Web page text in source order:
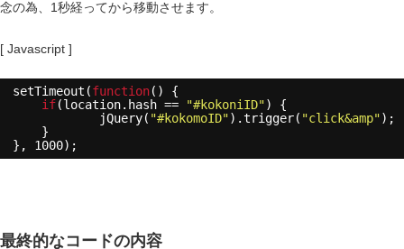
念の為、1秒経ってから移動させます。
[ Javascript ]
setTimeout(function() {
if(location.hash == "#kokoniID") {
jQuery( "#kokomoID").trigger( "click&amp");
}
}, 1000);
最終的なコードの内容